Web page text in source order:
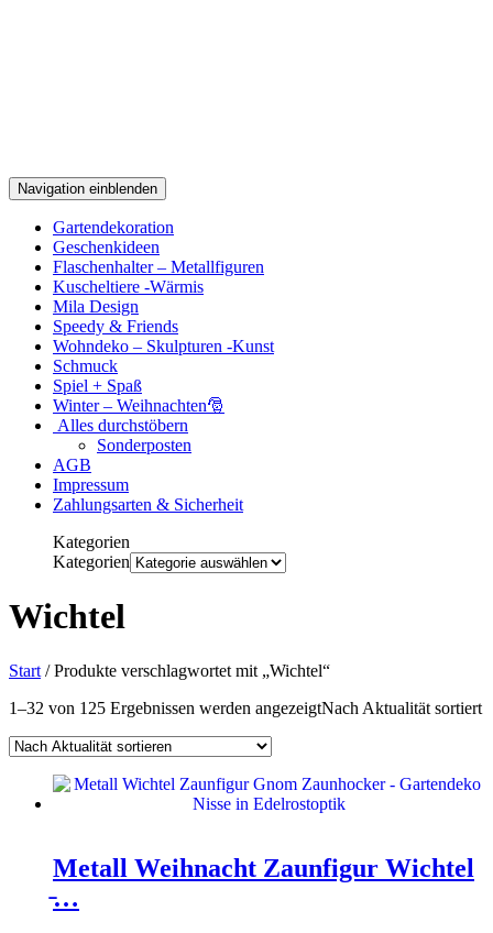
Navigation einblenden
Gartendekoration
Geschenkideen
Flaschenhalter – Metallfiguren
Kuscheltiere -Wärmis
Mila Design
Speedy & Friends
Wohndeko – Skulpturen -Kunst
Schmuck
Spiel + Spaß
Winter – Weihnachten🎅
Alles durchstöbern
Sonderposten
AGB
Impressum
Zahlungsarten & Sicherheit
Kategorien
Kategorien
Wichtel
Start / Produkte verschlagwortet mit „Wichtel“
1–32 von 125 Ergebnissen werden angezeigtNach Aktualität sortiert
Metall Weihnacht Zaunfigur Wichtel
̵…